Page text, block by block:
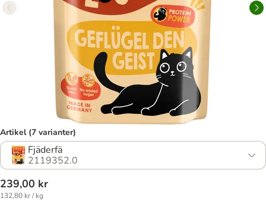
Artikel (7 varianter)
Fjäderfä
2119352.0
239,00 kr
132,80 kr / kg